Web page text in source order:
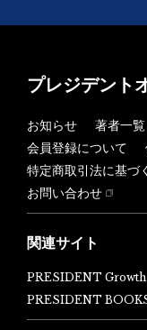
プレジデント
お知らせ 著者一覧
会員登録について
特定商取引法に基づ
お問い合わせ
関連サイト
PRESIDENT Growth
PRESIDENT